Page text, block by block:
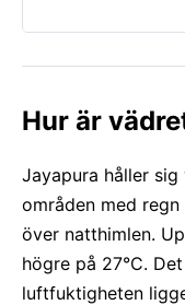
Hur är
Jayapura håller
områden med
över natthimlen.
högre på 27°C.
luftfuktigheten